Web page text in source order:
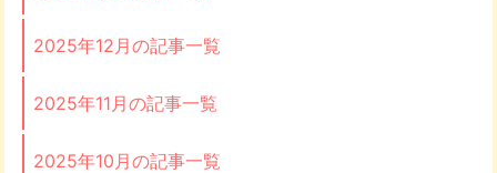
2025年12月の記事一覧
2025年11月の記事一覧
2025年10月の記事一覧